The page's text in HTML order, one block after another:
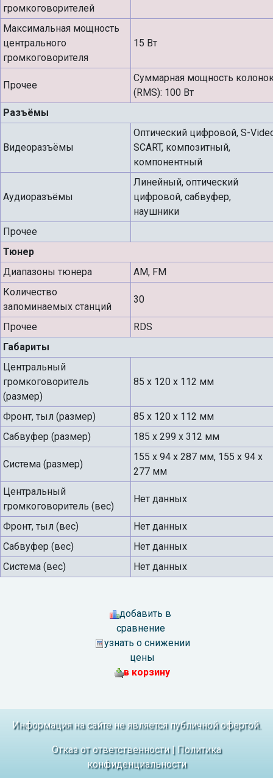
громкоговорителей
Максимальная мощность
центрального
громкоговорителя
15 Вт
Прочее
Суммарная мощность
(RMS): 100 Вт
Разъёмы
Видеоразъёмы
Оптический цифровой, S-
SCART, композитный,
компонентный
Аудиоразъёмы
Линейный, оптический
цифровой, сабвуфер,
наушники
Прочее
Тюнер
Диапазоны тюнера
AM, FM
Количество
запоминаемых станций
30
Прочее
RDS
Габариты
Центральный
громкоговоритель
(размер)
85 х 120 х 112 мм
Фронт, тыл (размер)
85 х 120 х 112 мм
Сабвуфер (размер)
185 х 299 х 312 мм
Система (размер)
155 х 94 х 287 мм, 155 х 94 х
277 мм
Центральный
громкоговоритель (вес)
Нет данных
Фронт, тыл (вес)
Нет данных
Сабвуфер (вес)
Нет данных
Система (вес)
Нет данных
добавить в
сравнение
узнать о снижении
цены
в корзину
Информация на сайте не является публичной офертой.
Отказ от ответственности| Политика
конфиденциальности